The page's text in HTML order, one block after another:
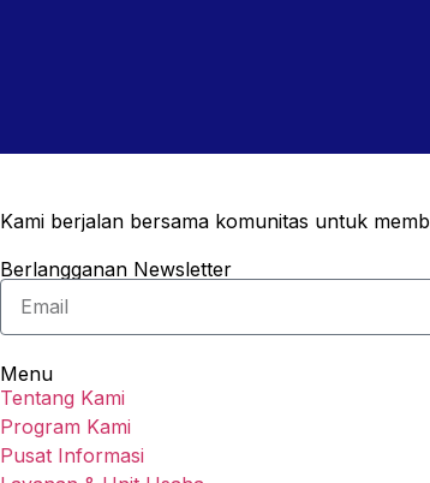
Kami berjalan bersama komunitas untuk
Berlangganan Newsletter
Menu
Tentang Kami
Program Kami
Pusat Informasi